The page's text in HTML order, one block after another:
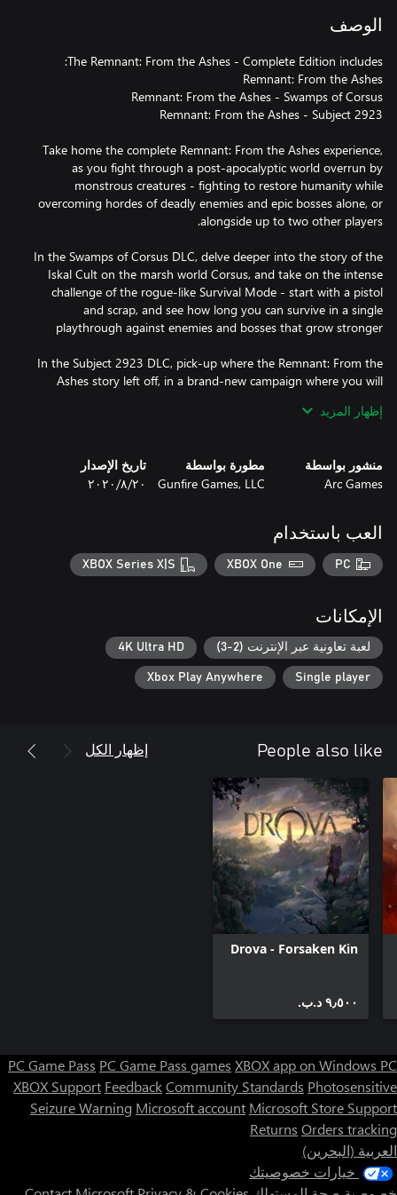
الوصف
Take home the complete Remnant: From the Ashes experience,
as you fight through a post-apocalyptic world overrun by
monstrous creatures - fighting to restore humanity while
overcoming hordes of deadly enemies and epic bosses alone, or
In the Swamps of Corsus DLC, delve deeper into the story of the
Iskal Cult on the marsh world Corsus, and take on the intense
challenge of the rogue-like Survival Mode - start with a pistol
and scrap, and see how long you can survive in a single
In the Subject 2923 DLC, pick-up where the Remnant: From the
Ashes story left off, in a brand-new campaign where you will
new threats as you seek to put an end to the Root once and for
إظهار المزيد
منشور بواسطة
Arc Games
مطورة بواسطة
Gunfire Games, LLC
تاريخ الإصدار
٢٠‏/٨‏/٢٠٢٠
العب باستخدام
PC
XBOX One
XBOX Series X|S
الإمكانات
لعبة تعاونية عبر الإنترنت (2-3) 4K Ultra HD
Single player
Xbox Play Anywhere
People also like إظهار الكل
Drova - Forsaken Kin
٩٫٥٠٠ د.ب.‏
PC Game Pass PC Game Pass games XBOX app on Windows PC
XBOX Support FeedbackCommunity Standards Photosensitive
Seizure Warning Microsoft account Microsoft Store Support
Returns Orders tracking
العربية (البحرين)
خيارات خصوصيتك